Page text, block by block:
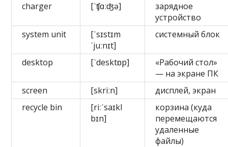
charger
[ˈʧɑːʤə]
зарядное
устройство
system unit
[ˈsɪstɪm
ˈjuːnɪt]
системный блок
desktop [ˈdesktɒp]
«Рабочий стол»
— на экране ПК
screen
[skriːn]
дисплей, экран
recycle bin
[riːˈsaɪkl
bɪn]
корзина (куда
перемещаются
удаленные
файлы)